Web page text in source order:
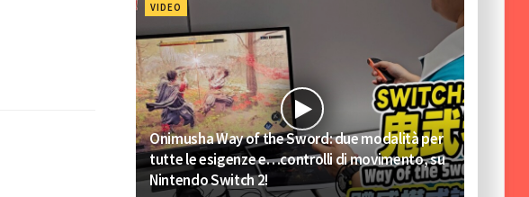
VIDEO
Onimusha Way of the Sword: due modalità per
tutte le esigenze e…controlli di movimento, su
Nintendo Switch 2!